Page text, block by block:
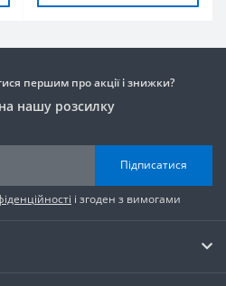
першим про акції і знижки?
нашу розсилку
Підписатися
і згоден з вимогами